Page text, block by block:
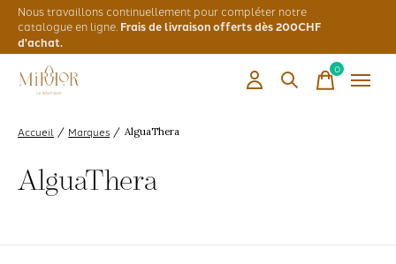
Nous travaillons continuellement pour compléter notre
catalogue en ligne. Frais de livraison offerts dès 200CHF
d'achat.
0items
Accueil / Marques / AlguaThera
AlguaThera